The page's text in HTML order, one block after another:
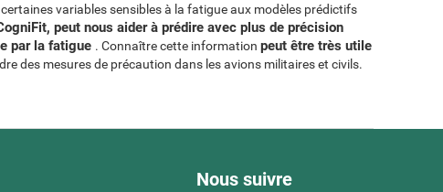
variables sensibles à la fatigue aux modèles prédictifs
peut nous aider à prédire avec plus de précision
par la fatigue . Connaître cette information peut être très utile
des mesures de précaution dans les avions militaires et civils.
Nous suivre